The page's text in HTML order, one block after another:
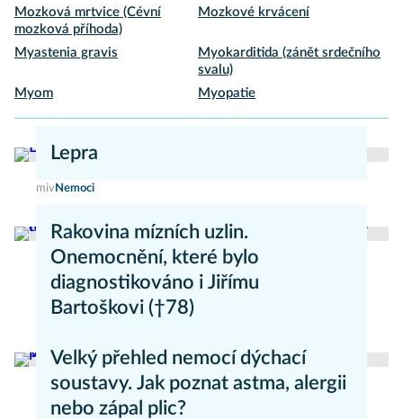
Mozková mrtvice (Cévní
mozková příhoda)
Mozkové krvácení
Myastenia gravis
Myokarditida (zánět srdečního
svalu)
Myom
Myopatie
Lepra
mivNemoci
Rakovina mízních uzlin.
Onemocnění, které bylo
diagnostikováno i Jiřímu
Bartoškovi (†78)
Velký přehled nemocí dýchací
soustavy. Jak poznat astma, alergii
nebo zápal plic?